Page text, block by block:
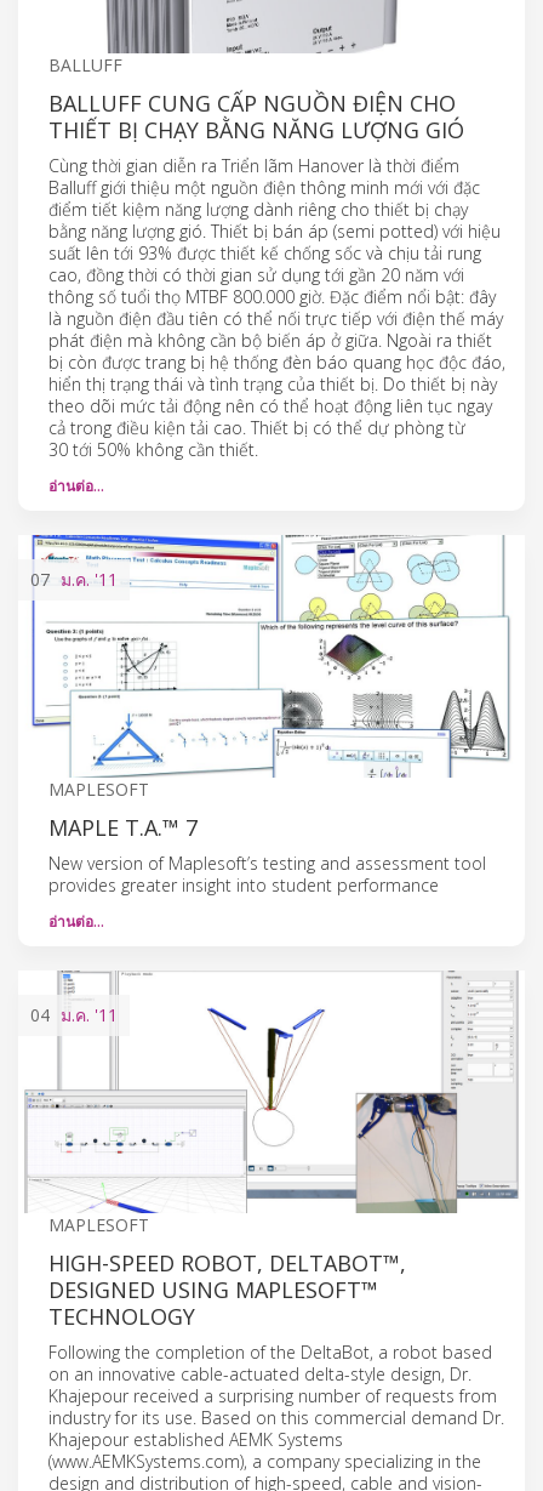
BALLUFF
BALLUFF CUNG CẤP NGUỒN ĐIỆN CHO
THIẾT BỊ CHẠY BẰNG NĂNG LƯỢNG GIÓ
Cùng thời gian diễn ra Triển lãm Hanover là thời điểm
Balluff giới thiệu một nguồn điện thông minh mới với đặc
điểm tiết kiệm năng lượng dành riêng cho thiết bị chạy
bằng năng lượng gió. Thiết bị bán áp (semi potted) với hiệu
suất lên tới 93% được thiết kế chống sốc và chịu tải rung
cao, đồng thời có thời gian sử dụng tới gần 20 năm với
thông số tuổi thọ MTBF 800.000 giờ. Đặc điểm nổi bật: đây
là nguồn điện đầu tiên có thể nối trực tiếp với điện thế máy
phát điện mà không cần bộ biến áp ở giữa. Ngoài ra thiết
bị còn được trang bị hệ thống đèn báo quang học độc đáo,
hiển thị trạng thái và tình trạng của thiết bị. Do thiết bị này
theo dõi mức tải động nên có thể hoạt động liên tục ngay
cả trong điều kiện tải cao. Thiết bị có thể dự phòng từ
30 tới 50% không cần thiết.
อ่านต่อ…
07 ม.ค.'11
MAPLESOFT
MAPLE T.A.™ 7
New version of Maplesoft’s testing and assessment tool
provides greater insight into student performance
อ่านต่อ…
04 ม.ค. '11
MAPLESOFT
HIGH-SPEED ROBOT, DELTABOT™,
DESIGNED USING MAPLESOFT™
TECHNOLOGY
Following the completion of the DeltaBot, a robot based
on an innovative cable-actuated delta-style design, Dr.
Khajepour received a surprising number of requests from
industry for its use. Based on this commercial demand Dr.
Khajepour established AEMK Systems
(www.AEMKSystems.com), a company specializing in the
design and distribution of high-speed, cable and vision-